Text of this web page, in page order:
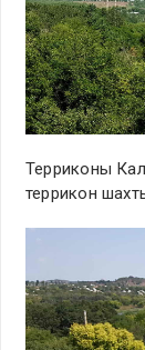
Терриконы
террикон